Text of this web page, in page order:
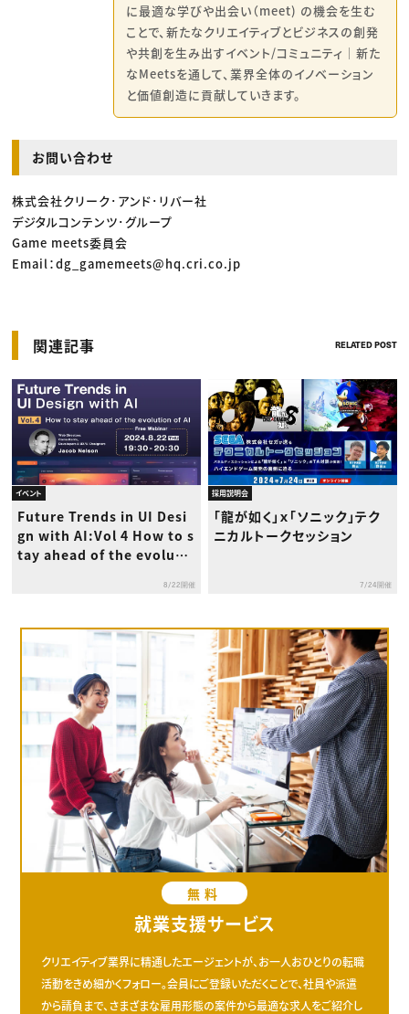
に最適な学びや出会い（meet) の機会を生む
ことで、新たなクリエイティブとビジネスの創発
や共創を生み出すイベント/コミュニティ｜新た
なMeetsを通して、業界全体のイノベーション
と価値創造に貢献していきます。
お問い合わせ
株式会社クリーク･アンド･リバー社
デジタルコンテンツ･グループ
Game meets委員会
Email：dg_gamemeets@hq.cri.co.jp
関連記事 RELATED POST
イベント
Future Trends in UI Desi
gn with AI:Vol 4 How to s
tay ahead of the evoluti
8/22開催
採用説明会
「龍が如く」ｘ「ソニック」テク
ニカルトークセッション
7/24開催
無料
就業支援サービス
クリエイティブ業界に精通したエージェントが、お一人おひとりの転職
活動をきめ細かくフォロー。会員にご登録いただくことで、社員や派遣
から請負まで、さまざまな雇用形態の案件から最適な求人をご紹介し